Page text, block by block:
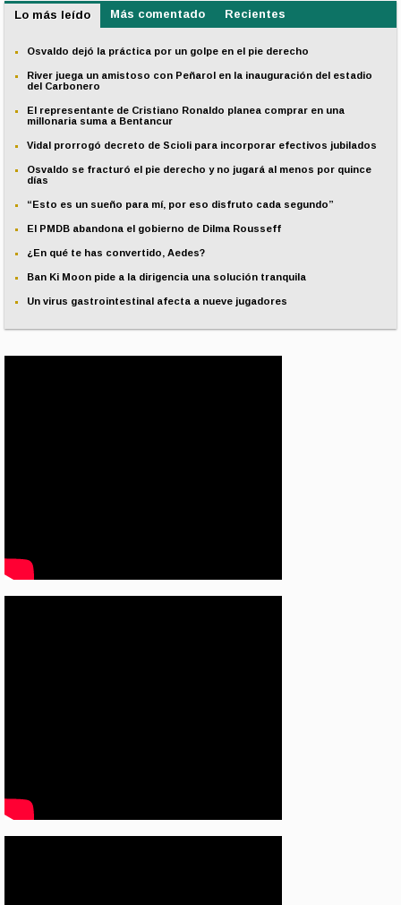
Lo más leído Más comentado Recientes
Osvaldo dejó la práctica por un golpe en el pie derecho
River juega un amistoso con Peñarol en la inauguración del estadio
del Carbonero
El representante de Cristiano Ronaldo planea comprar en una
millonaria suma a Bentancur
Vidal prorrogó decreto de Scioli para incorporar efectivos jubilados
Osvaldo se fracturó el pie derecho y no jugará al menos por quince
días
“Esto es un sueño para mí, por eso disfruto cada segundo”
El PMDB abandona el gobierno de Dilma Rousseff
¿En qué te has convertido, Aedes?
Ban Ki Moon pide a la dirigencia una solución tranquila
Un virus gastrointestinal afecta a nueve jugadores